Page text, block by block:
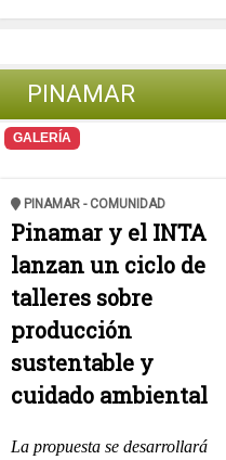
PINAMAR
GALERÍA
PINAMAR - COMUNIDAD
Pinamar y el INTA
lanzan un ciclo de
talleres sobre
producción
sustentable y
cuidado ambiental
La propuesta se desarrollará